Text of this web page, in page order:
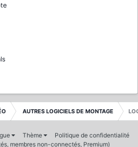
AUTRES LOGICIELS DE MONTAGE
Thème
Politique de confidentialité
membres non-connectés, Premium)